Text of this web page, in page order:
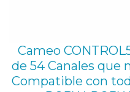
Cameo
de 54 Canales que
Compatible con